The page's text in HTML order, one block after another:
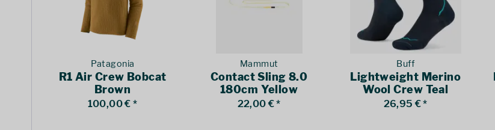
Patagonia
R1 Air Crew Bobcat
Brown
100,00 € *
Mammut
Contact Sling 8.0
180cm Yellow
22,00 € *
Buff
Lightweight Merino
Wool Crew Teal
26,95 € *